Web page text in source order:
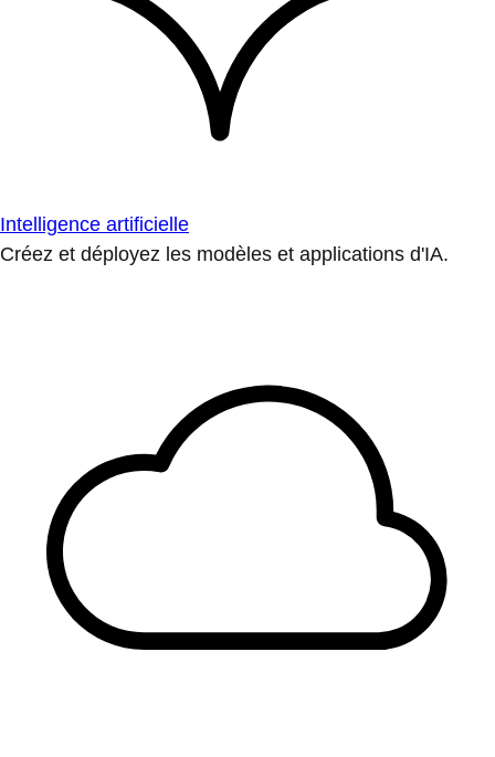
Intelligence artificielle
Créez et déployez les modèles et applications d'IA.